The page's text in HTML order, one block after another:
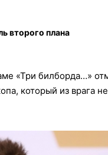
второго плана
«Три билборда…»
который из врага